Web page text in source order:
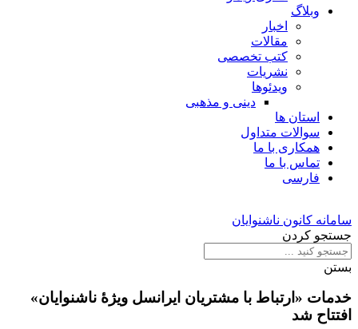
وبلاگ
اخبار
مقالات
کتب تخصصی
نشریات
ویدئوها
دینی و مذهبی
استان ها
سوالات متداول
همکاری با ما
تماس با ما
فارسی
سامانه کانون ناشنوایان
جستجو کردن
بستن
خدمات «ارتباط با مشتریان ایرانسل ویژۀ ناشنوایان»
افتتاح شد